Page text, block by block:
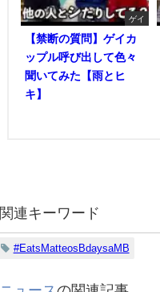
ゲイ
【禁断の質問】ゲイカ
ップル呼び出して色々
聞いてみた【雨とヒ
キ】
関連キーワード
#EatsMatteosBdaysaMB